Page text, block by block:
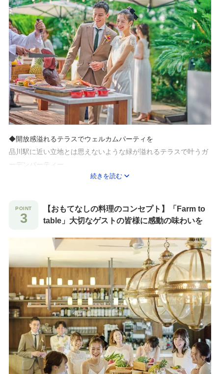
◆開放感溢れるテラスでウェルカムパーティを
品川駅に近い立地とは思えないような緑が溢れるテラスで叶うガ
ーデンパーティー。
ゲストとの会話が弾む演出でおもてなしを♪
季節毎のお飲み物や色とりどりのスィーツを並べたデザートビュ
ケーキカットなど、ゲストとの楽しい演出も叶う！
続きを読む
【おもてなしの料理のコンセプト】「Farm to
table」大切なゲストの皆様に感動の味わいを